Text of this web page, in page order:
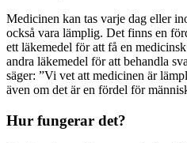
Medicinen kan tas varje dag eller
också vara lämplig. Det finns en
ett läkemedel för att få en
andra läkemedel för att behandla
säger: ”Vi vet att medicinen är
även om det är en fördel för
Hur fungerar det?